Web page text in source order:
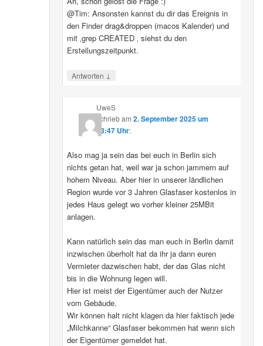
@Tim: Ansonsten kannst du dir das Ereignis in
den Finder drag&droppen (macos Kalender) und
mit ‚grep CREATED ‚ siehst du den
Erstellungszeitpunkt.
Antworten ↓
UweS
schriebam 2. September 2025 um
13:47 Uhr:
Also mag ja sein das bei euch in Berlin sich
nichts getan hat, weil war ja schon jammern auf
hohem Niveau. Aber hier in unserer ländlichen
Region wurde vor 3 Jahren Glasfaser kostenlos in
jedes Haus gelegt wo vorher kleiner 25MBit
anlagen.
Kann natürlich sein das man euch in Berlin damit
inzwischen überholt hat da ihr ja dann euren
Vermieter dazwischen habt, der das Glas nicht
bis in die Wohnung legen will.
Hier ist meist der Eigentümer auch der Nutzer
vom Gebäude.
Wir können halt nicht klagen da hier faktisch jede
„Milchkanne“ Glasfaser bekommen hat wenn sich
der Eigentümer gemeldet hat.